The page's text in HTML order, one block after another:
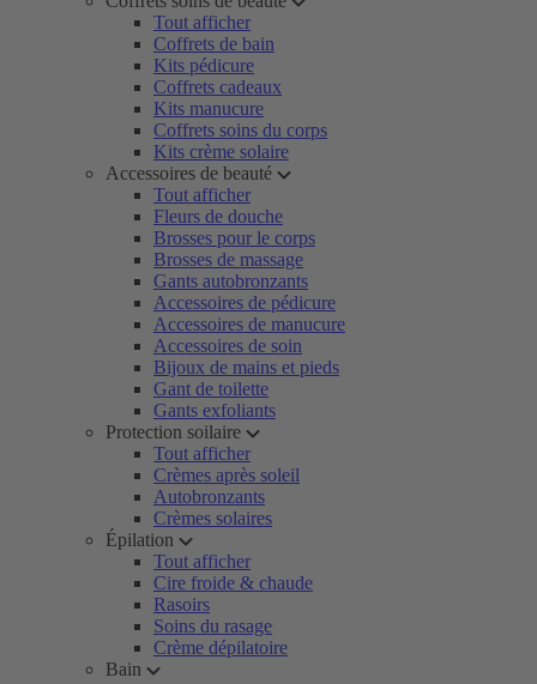
Tout afficher
Coffrets de bain
Kits pédicure
Coffrets cadeaux
Kits manucure
Coffrets soins du corps
Kits crème solaire
Accessoires de beauté
Tout afficher
Fleurs de douche
Brosses pour le corps
Brosses de massage
Gants autobronzants
Accessoires de pédicure
Accessoires de manucure
Accessoires de soin
Bijoux de mains et pieds
Gant de toilette
Gants exfoliants
Protection soilaire
Tout afficher
Crèmes après soleil
Autobronzants
Crèmes solaires
Épilation
Tout afficher
Cire froide & chaude
Rasoirs
Soins du rasage
Crème dépilatoire
Bain